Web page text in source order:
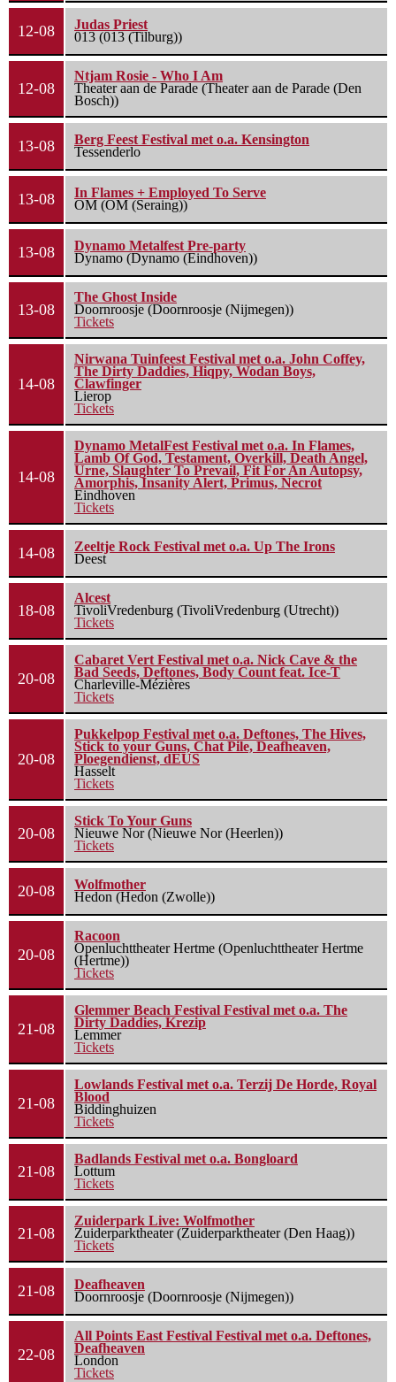
12-08
Judas Priest
013 (013 (Tilburg))
12-08
Ntjam Rosie - Who I Am
Theater aan de Parade (Theater aan de Parade (Den
Bosch))
13-08
Berg Feest Festival met o.a. Kensington
Tessenderlo
13-08
In Flames + Employed To Serve
OM (OM (Seraing))
13-08
Dynamo Metalfest Pre-party
Dynamo (Dynamo (Eindhoven))
13-08
The Ghost Inside
Doornroosje (Doornroosje (Nijmegen))
Tickets
14-08
Nirwana Tuinfeest Festival met o.a. John Coffey,
The Dirty Daddies, Hiqpy, Wodan Boys,
Clawfinger
Lierop
Tickets
14-08
Dynamo MetalFest Festival met o.a. In Flames,
Lamb Of God, Testament, Overkill, Death Angel,
Urne, Slaughter To Prevail, Fit For An Autopsy,
Amorphis, Insanity Alert, Primus, Necrot
Eindhoven
Tickets
14-08
Zeeltje Rock Festival met o.a. Up The Irons
Deest
18-08
Alcest
TivoliVredenburg (TivoliVredenburg (Utrecht))
Tickets
20-08
Cabaret Vert Festival met o.a. Nick Cave & the
Bad Seeds, Deftones, Body Count feat. Ice-T
Charleville-Mézières
Tickets
20-08
Pukkelpop Festival met o.a. Deftones, The Hives,
Stick to your Guns, Chat Pile, Deafheaven,
Ploegendienst, dEUS
Hasselt
Tickets
20-08
Stick To Your Guns
Nieuwe Nor (Nieuwe Nor (Heerlen))
Tickets
20-08
Wolfmother
Hedon (Hedon (Zwolle))
20-08
Racoon
Openluchttheater Hertme (Openluchttheater Hertme
(Hertme))
Tickets
21-08
Glemmer Beach Festival Festival met o.a. The
Dirty Daddies, Krezip
Lemmer
Tickets
21-08
Lowlands Festival met o.a. Terzij De Horde, Royal
Blood
Biddinghuizen
Tickets
21-08
Badlands Festival met o.a. Bongloard
Lottum
Tickets
21-08
Zuiderpark Live: Wolfmother
Zuiderparktheater (Zuiderparktheater (Den Haag))
Tickets
21-08
Deafheaven
Doornroosje (Doornroosje (Nijmegen))
22-08
All Points East Festival Festival met o.a. Deftones,
Deafheaven
London
Tickets